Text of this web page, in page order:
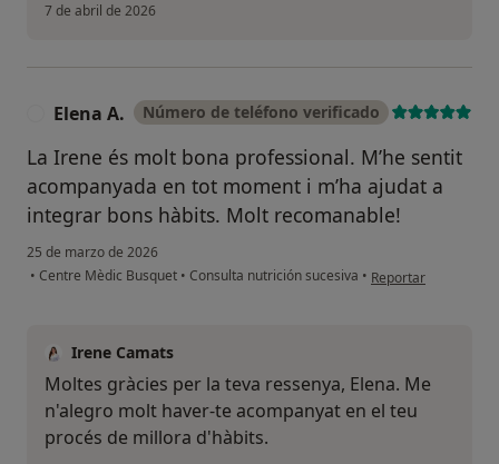
7 de abril de 2026
Elena A. Número de teléfono verificado
La Irene és molt bona professional. M’he sentit
acompanyada en tot moment i m’ha ajudat a
integrar bons hàbits. Molt recomanable!
25 de marzo de 2026
• Centre Mèdic Busquet • Consulta nutrición sucesiva • en opinión del
Reportar
Irene Camats
Moltes gràcies per la teva ressenya, Elena. Me
n'alegro molt haver-te acompanyat en el teu
procés de millora d'hàbits.